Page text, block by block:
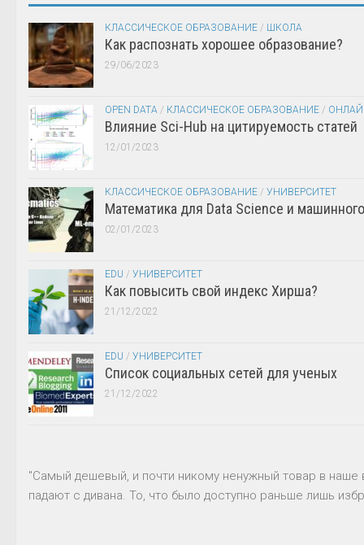
КЛАССИЧЕСКОЕ ОБРАЗОВАНИЕ / ШКОЛА
Как распознать хорошее образование?
29/06/2023
OPEN DATA / КЛАССИЧЕСКОЕ ОБРАЗОВАНИЕ /
Влияние Sci-Hub на цитируемость статей
12/01/2023
КЛАССИЧЕСКОЕ ОБРАЗОВАНИЕ / УНИВЕРСИТЕТ
Математика для Data Science и
02/01/2023
EDU / УНИВЕРСИТЕТ
Как повысить свой индекс Хирша?
21/12/2022
EDU / УНИВЕРСИТЕТ
Список социальных сетей для ученых
21/12/2022
"Самый дешевый, и почти никому ненужный товар в
падают с дивана. То, что было доступно раньше лишь